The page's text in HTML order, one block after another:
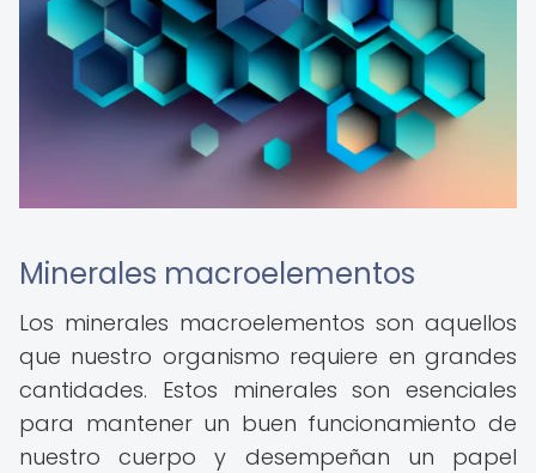
Minerales macroelementos
Los minerales macroelementos son aquellos
que nuestro organismo requiere en grandes
cantidades. Estos minerales son esenciales
para mantener un buen funcionamiento de
nuestro cuerpo y desempeñan un papel